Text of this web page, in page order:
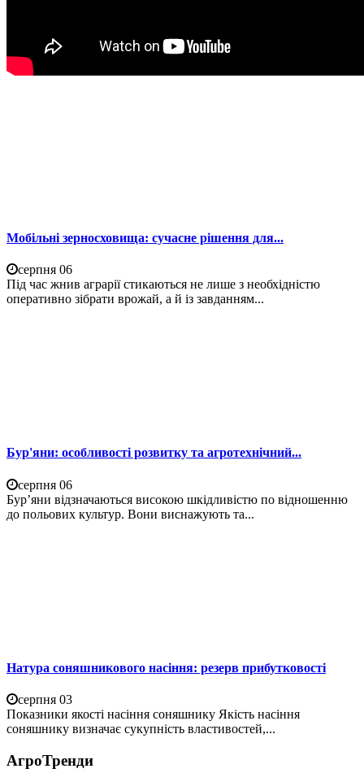
Мобільні зерносховища: сучасне рішення для...
серпня 06
Під час жнив аграрії стикаються не лише з необхідністю
оперативно зібрати врожай, а й із завданням...
Бур'яни: особливості розвитку та агротехнічний...
серпня 06
Бур’яни відзначаються високою шкідливістю по відношенню
до польових культур. Вони виснажують та...
Натура соняшникового насіння: резерв прибутковості
серпня 03
Показники якості насіння соняшнику Якість насіння
соняшнику визначає сукупність властивостей,...
АгроТренди